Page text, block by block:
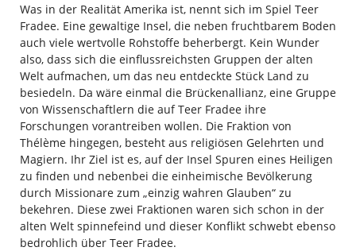
Was in der Realität Amerika ist, nennt sich im Spiel Teer
Fradee. Eine gewaltige Insel, die neben fruchtbarem Boden
auch viele wertvolle Rohstoffe beherbergt. Kein Wunder
also, dass sich die einflussreichsten Gruppen der alten
Welt aufmachen, um das neu entdeckte Stück Land zu
besiedeln. Da wäre einmal die Brückenallianz, eine Gruppe
von Wissenschaftlern die auf Teer Fradee ihre
Forschungen vorantreiben wollen. Die Fraktion von
Thélème hingegen, besteht aus religiösen Gelehrten und
Magiern. Ihr Ziel ist es, auf der Insel Spuren eines Heiligen
zu finden und nebenbei die einheimische Bevölkerung
durch Missionare zum „einzig wahren Glauben“ zu
bekehren. Diese zwei Fraktionen waren sich schon in der
alten Welt spinnefeind und dieser Konflikt schwebt ebenso
bedrohlich über Teer Fradee.